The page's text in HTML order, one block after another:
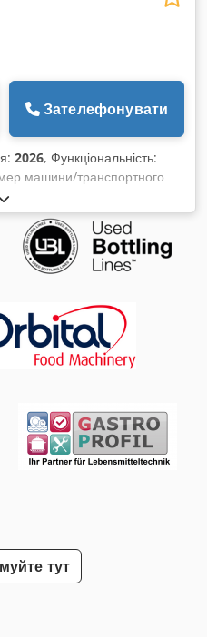
Зателефонувати
2026, Функціональність:
машини/транспортного
місяці
3 кВт (4,08 к.с.), вхідна
200 л, загальна ширина:
, загальна висота:1 810
07/2027, НОВИЙ НОВИЙ
рідкої закваски з системою
Контроль етапу
управління easy-Touch
та швидкості Виконання з
400V, штепсель CEE
з гарантією Опції:
води з ручним душем Цикл
тут